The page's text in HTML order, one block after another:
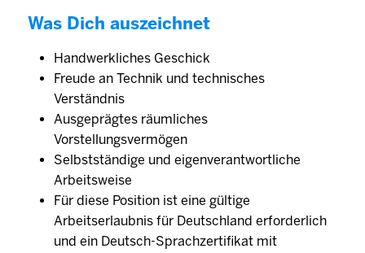
Was Dich auszeichnet
Handwerkliches Geschick
Freude an Technik und technisches
Verständnis
Ausgeprägtes räumliches
Vorstellungsvermögen
Selbstständige und eigenverantwortliche
Arbeitsweise
Für diese Position ist eine gültige
Arbeitserlaubnis für Deutschland erforderlich
und ein Deutsch-Sprachzertifikat mit